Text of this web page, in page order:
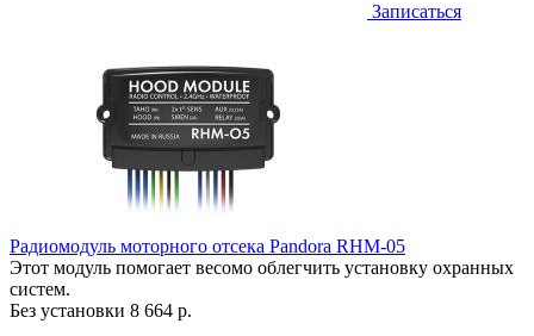
Записаться
Радиомодуль моторного отсека Pandora RHM-05
Этот модуль помогает весомо облегчить установку охранных
систем.
Без установки 8 664 р.